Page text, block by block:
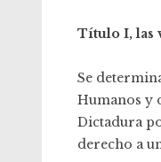
Título I, las
Se
Humanos y
Dictadura
derecho a